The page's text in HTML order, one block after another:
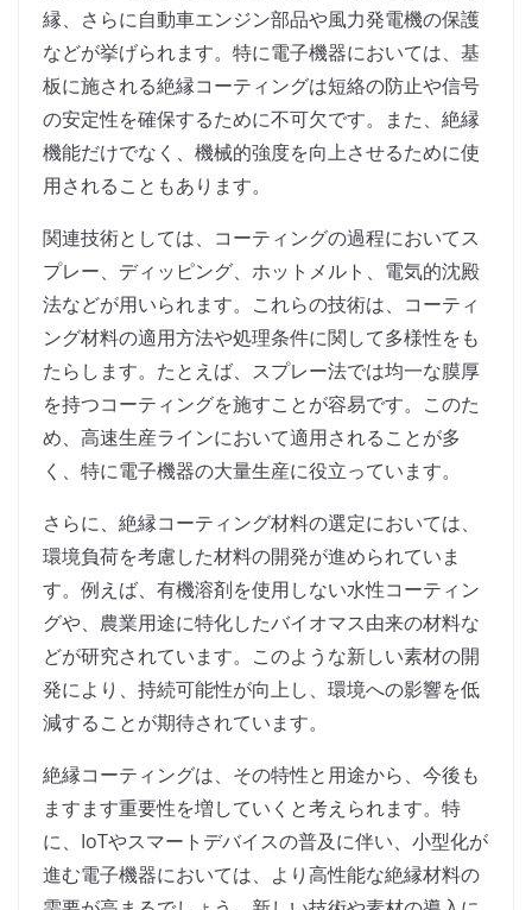
縁、さらに自動車エンジン部品や風力発電機の保護
などが挙げられます。特に電子機器においては、基
板に施される絶縁コーティングは短絡の防止や信号
の安定性を確保するために不可欠です。また、絶縁
機能だけでなく、機械的強度を向上させるために使
用されることもあります。
関連技術としては、コーティングの過程においてス
プレー、ディッピング、ホットメルト、電気的沈殿
法などが用いられます。これらの技術は、コーティ
ング材料の適用方法や処理条件に関して多様性をも
たらします。たとえば、スプレー法では均一な膜厚
を持つコーティングを施すことが容易です。このた
め、高速生産ラインにおいて適用されることが多
く、特に電子機器の大量生産に役立っています。
さらに、絶縁コーティング材料の選定においては、
環境負荷を考慮した材料の開発が進められていま
す。例えば、有機溶剤を使用しない水性コーティン
グや、農業用途に特化したバイオマス由来の材料な
どが研究されています。このような新しい素材の開
発により、持続可能性が向上し、環境への影響を低
減することが期待されています。
絶縁コーティングは、その特性と用途から、今後も
ますます重要性を増していくと考えられます。特
に、IoTやスマートデバイスの普及に伴い、小型化が
進む電子機器においては、より高性能な絶縁材料の